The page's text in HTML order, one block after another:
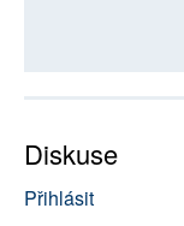
Diskuse
Přihlásit